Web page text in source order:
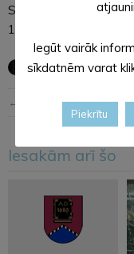
SĒDES SLĒGTĀ
10. Par īpašuma
← Iepriekšējā ziņa
Iesakām arī šo
Iegūt vairāk
sīkdatnēm varat
Piekrītu